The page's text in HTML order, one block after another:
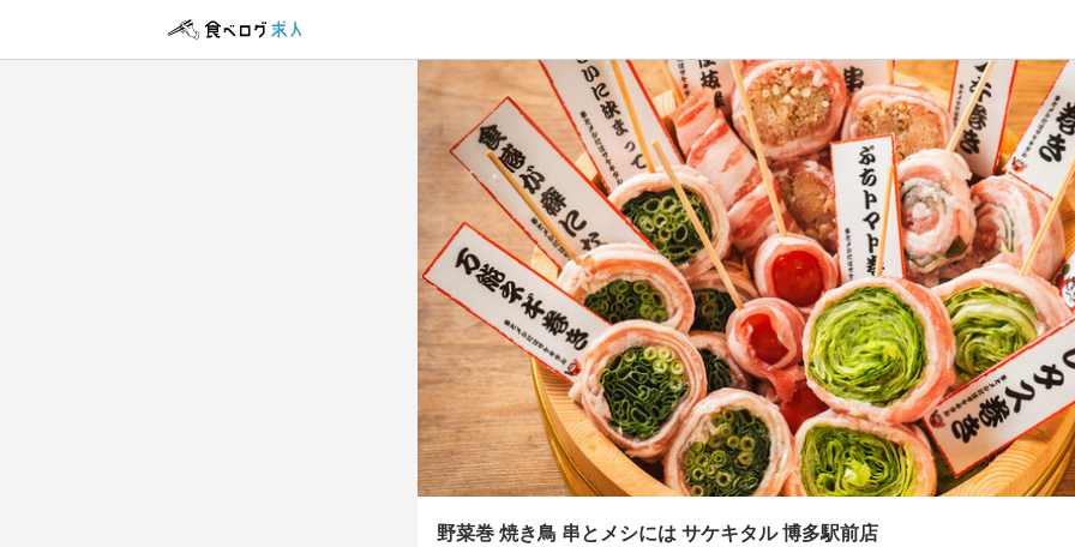
野菜巻 焼き鳥 串とメシには サケキタル 博多駅前店
正社員 野菜巻 焼き鳥 串とメシには サケキタル 博多駅前店
店長候補・マネージャー
店長候補・マネージャー
月給250,000円〜
ボーナス・賞与あり 昇給あり 住宅手当あり 寮・社宅あり(住み込み) 交通費支給
家族手当あり
資格手当・スキル手当あり
インセンティブあり 退職金あり 給与手渡しOK 日払いOK 週払いOK
勤務時間
15:00~24:00(実働8h･休憩1h･シフト制･ ）営業時間によって変動あり
ランチタイムのみ勤務OK 終電考慮あり ダブルワーク・副業OK 時短社員制度あり 残業月20時間以下
長期勤務歓迎
シフト制 固定シフト制(決まった時間・曜日に働ける) 自由シフト制(毎回、時間・曜日を選べ